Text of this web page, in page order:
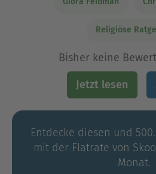
Religiöse
Bisher keine
Jetzt lesen
Entdecke diesen und
mit der Flatrate von
Monat.